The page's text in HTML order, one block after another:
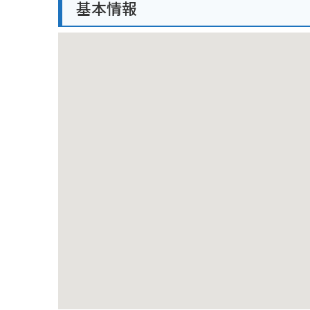
ーリングに最適なスポットがたくさんあります。雄大
基本情報